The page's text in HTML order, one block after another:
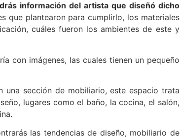
información del artista que diseñó dicho
que plantearon para cumplirlo, los materiales
cuáles fueron los ambientes de este y
con imágenes, las cuales tienen un pequeño
una sección de mobiliario, este espacio trata
lugares como el baño, la cocina, el salón,
las tendencias de diseño, mobiliario de